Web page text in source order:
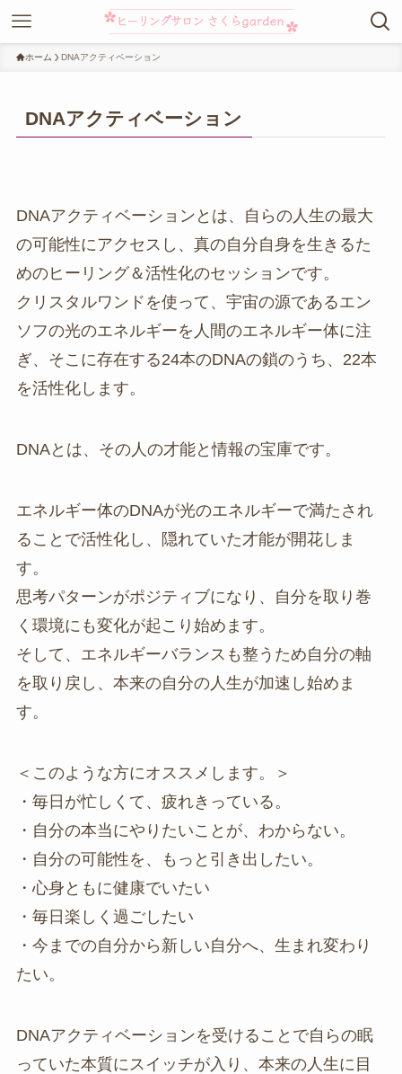
ホーム DNAアクティベーション
DNAアクティベーション
DNAアクティベーションとは、自らの人生の最大
の可能性にアクセスし、真の自分自身を生きるた
めのヒーリング＆活性化のセッションです。
クリスタルワンドを使って、宇宙の源であるエン
ソフの光のエネルギーを人間のエネルギー体に注
ぎ、そこに存在する24本のDNAの鎖のうち、22本
を活性化します。
DNAとは、その人の才能と情報の宝庫です。
エネルギー体のDNAが光のエネルギーで満たされ
ることで活性化し、隠れていた才能が開花しま
す。
思考パターンがポジティブになり、自分を取り巻
く環境にも変化が起こり始めます。
そして、エネルギーバランスも整うため自分の軸
を取り戻し、本来の自分の人生が加速し始めま
す。
＜このような方にオススメします。＞
・毎日が忙しくて、疲れきっている。
・自分の本当にやりたいことが、わからない。
・自分の可能性を、もっと引き出したい。
・心身ともに健康でいたい
・毎日楽しく過ごしたい
・今までの自分から新しい自分へ、生まれ変わり
たい。
DNAアクティベーションを受けることで自らの眠
っていた本質にスイッチが入り、本来の人生に目